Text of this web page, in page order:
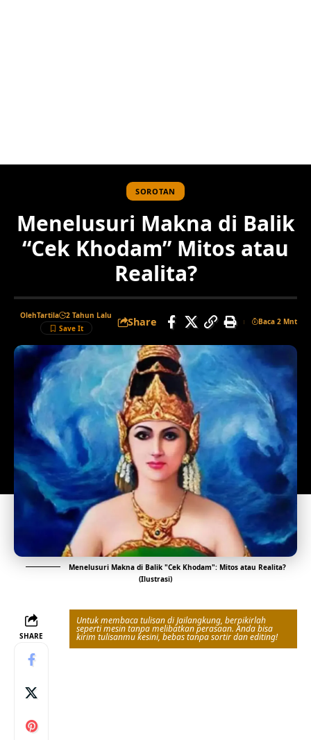
SOROTAN
Menelusuri Makna di Balik
“Cek Khodam” Mitos atau
Realita?
OlehTartila 2 Tahun Lalu Share Baca 2 Mnt
Menelusuri Makna di Balik "Cek Khodam": Mitos atau Realita?
(Ilustrasi)
SHARE
Untuk membaca tulisan di Jailangkung, berpikirlah
seperti mesin tanpa melibatkan perasaan. Anda bisa
kirim tulisanmu kesini, bebas tanpa sortir dan editing!